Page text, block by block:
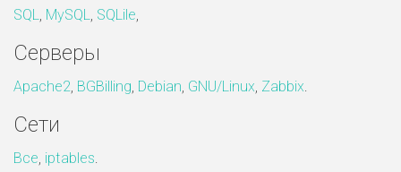
SQL, MySQL, SQLile,
Серверы
Apache2, BGBilling, Debian, GNU/Linux, Zabbix.
Сети
Все, iptables.